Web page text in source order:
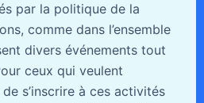
par la politique de la
comme dans l’ensemble
divers événements tout
ceux qui veulent
s’inscrire à ces activités